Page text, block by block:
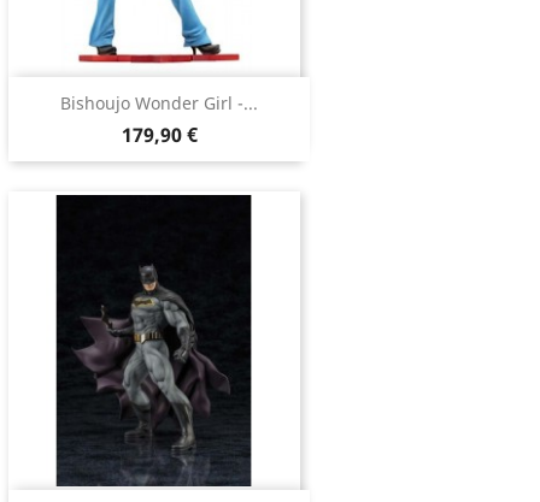
Bishoujo Wonder Girl -...
179,90 €